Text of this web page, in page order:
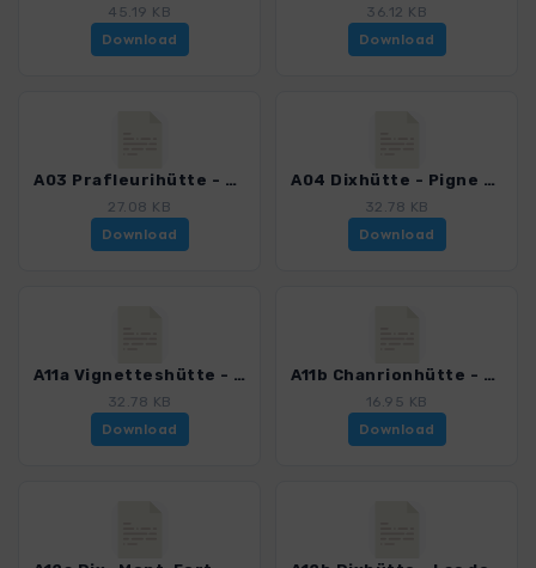
45.19 KB
Download
36.12 KB
Download
A03 Prafleurihütte - Col des Roux - Lac des Dix - Dixhütte.gpx
27.08 KB
Download
A04 Dixhütte - Pigne d'Arolla - Vignetteshütte.gpx
32.78 KB
Download
A11a Vignetteshütte - Pigne d'Arolla - Dixhütte.gpx
32.78 KB
Download
A11b Chanrionhütte - Col de Mont Rouge - Col de Cheilon - Dixhütte.gpx
16.95 KB
Download